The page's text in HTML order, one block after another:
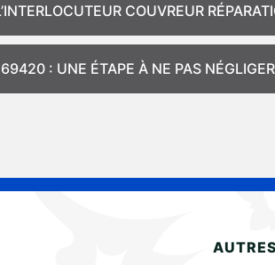
COUVREUR
: UNE ÉTAPE À NE PAS NÉGLIGER